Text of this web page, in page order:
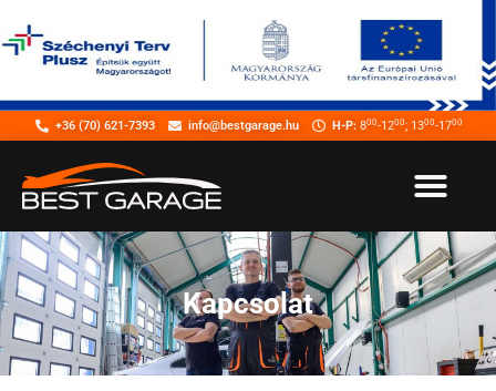
+36 (70) 621-7393 info@bestgarage.hu H-P: 800-1200; 1300-1700
Kapcsolat